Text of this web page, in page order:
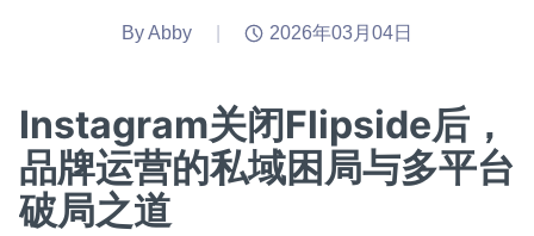
By Abby 2026年03月04日
Instagram关闭Flipside后，
品牌运营的私域困局与多平台
破局之道